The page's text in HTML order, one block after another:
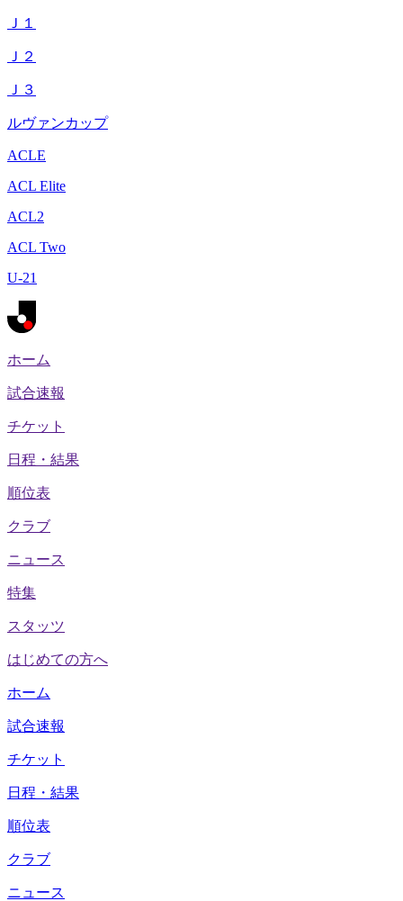
Ｊ１
Ｊ２
Ｊ３
ルヴァンカップ
ACLE
ACL Elite
ACL2
ACL Two
U-21
ホーム
試合速報
チケット
日程・結果
順位表
クラブ
ニュース
特集
スタッツ
はじめての方へ
ホーム
試合速報
チケット
日程・結果
順位表
クラブ
ニュース